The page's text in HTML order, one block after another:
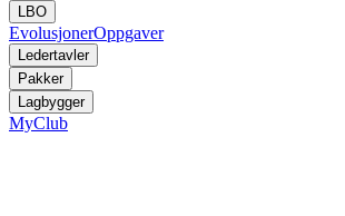
LBO
EvolusjonerOppgaver
Ledertavler
Pakker
Lagbygger
MyClub